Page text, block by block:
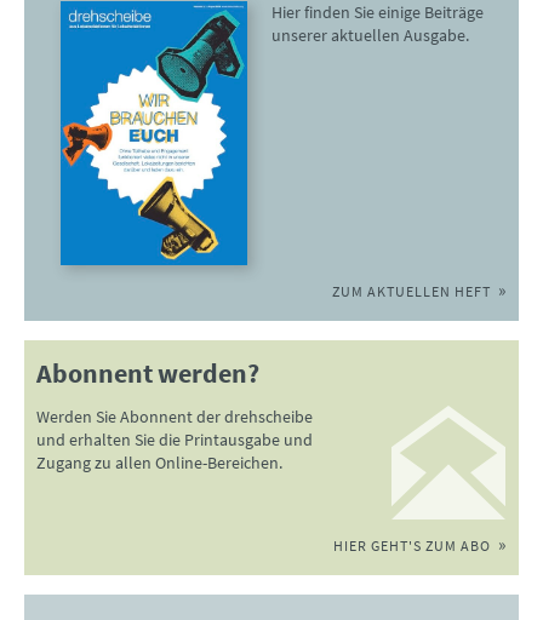
Hier finden Sie einige Beiträge
unserer aktuellen Ausgabe.
ZUM AKTUELLEN HEFT
Abonnent werden?
Werden Sie Abonnent der drehscheibe
und erhalten Sie die Printausgabe und
Zugang zu allen Online-Bereichen.
HIER GEHT'S ZUM ABO